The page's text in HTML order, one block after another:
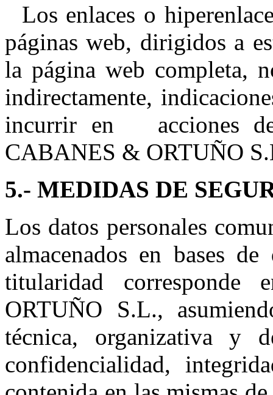
Los enlaces o
páginas web, dirigidos a
la página web completa,
indirectamente,
incurrir en acciones
CABANES & ORTUÑO
5.- MEDIDAS DE
Los datos personales
almacenados en bases
titularidad
ORTUÑO S.L.,
técnica, organizativa y
confidencialidad,